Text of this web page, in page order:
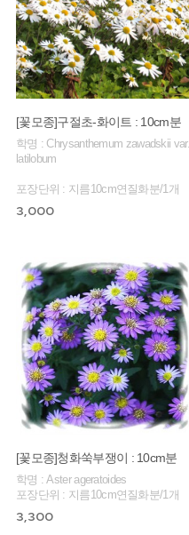
[꽃모종]구절초-화이트 : 10cm분
학명 : Chrysanthemum zawadskii var.
latilobum
포장단위 : 지름10cm연질화분/1개
3,000
[꽃모종]청화쑥부쟁이 : 10cm분
학명 : Aster ageratoides
포장단위 : 지름10cm연질화분/1개
3,300